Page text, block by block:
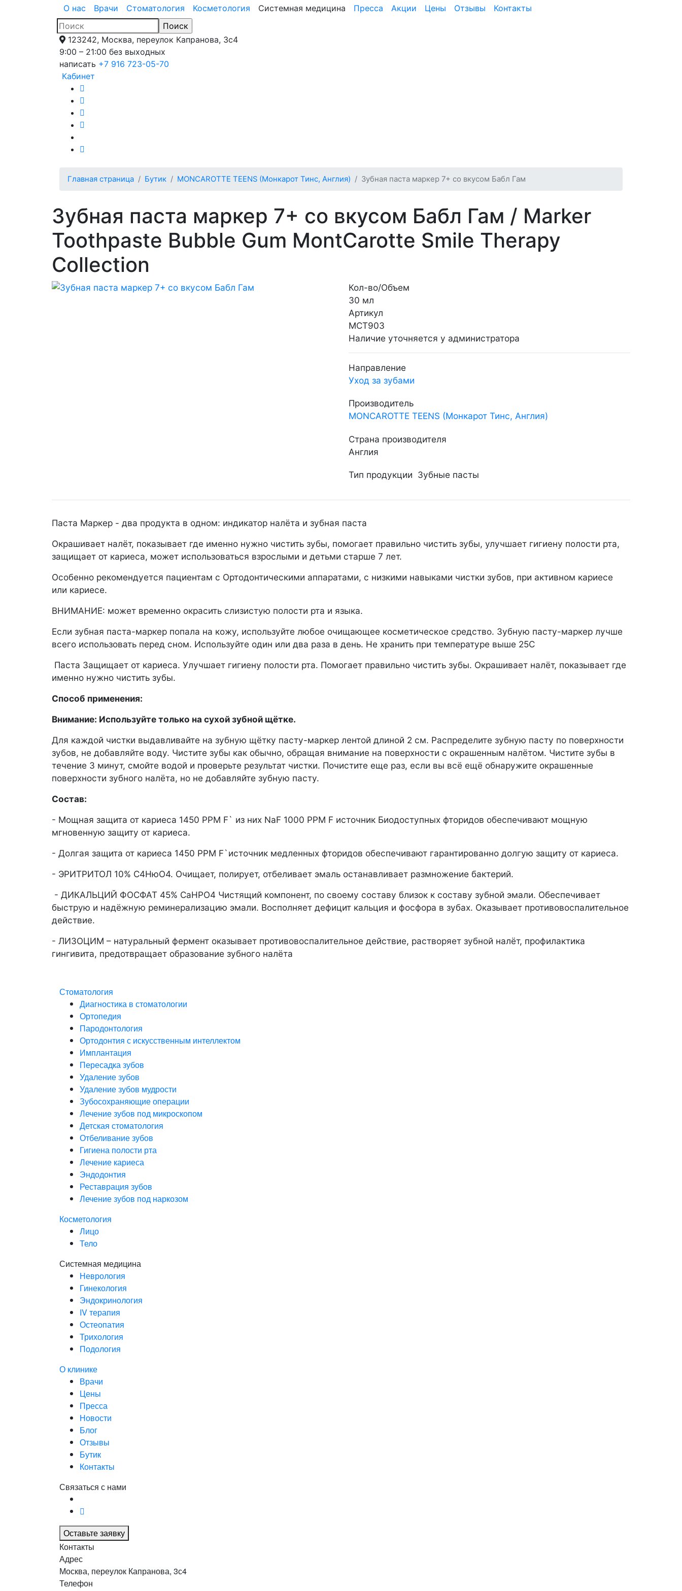
О нас
Врачи Стоматология Косметология Системная медицина Пресса Акции Цены Отзывы Контакты
123242, Москва, переулок Капранова, 3с4
9:00 – 21:00 без выходных
написать +7 916 723-05-70
Кабинет
Главная страница Бутик MONCAROTTE TEENS (Монкарот Тинс, Англия) Зубная паста маркер 7+ со вкусом Бабл Гам
Зубная паста маркер 7+ со вкусом Бабл Гам / Marker
Toothpaste Bubble Gum MontCarotte Smile Therapy
Collection
Кол-во/Объем
30 мл
Артикул
MCT903
Наличие уточняется у администратора
Направление
Уход за зубами
Производитель
MONCAROTTE TEENS (Монкарот Тинс, Англия)
Страна производителя
Англия
Тип продукции Зубные пасты
Паста Маркер - два продукта в одном: индикатор налёта и зубная паста
Окрашивает налёт, показывает где именно нужно чистить зубы, помогает правильно чистить зубы, улучшает гигиену полости рта,
защищает от кариеса, может использоваться взрослыми и детьми старше 7 лет.
Особенно рекомендуется пациентам с Ортодонтическими аппаратами, с низкими навыками чистки зубов, при активном кариесе
или кариесе.
ВНИМАНИЕ: может временно окрасить слизистую полости рта и языка.
Если зубная паста-маркер попала на кожу, используйте любое очищающее косметическое средство. Зубную пасту-маркер лучше
всего использовать перед сном. Используйте один или два раза в день. Не хранить при температуре выше 25С
Паста Защищает от кариеса. Улучшает гигиену полости рта. Помогает правильно чистить зубы. Окрашивает налёт, показывает где
именно нужно чистить зубы.
Способ применения:
Внимание: Используйте только на сухой зубной щётке.
Для каждой чистки выдавливайте на зубную щётку пасту-маркер лентой длиной 2 см. Распределите зубную пасту по поверхности
зубов, не добавляйте воду. Чистите зубы как обычно, обращая внимание на поверхности с окрашенным налётом. Чистите зубы в
течение 3 минут, смойте водой и проверьте результат чистки. Почистите еще раз, если вы всё ещё обнаружите окрашенные
поверхности зубного налёта, но не добавляйте зубную пасту.
Состав:
- Мощная защита от кариеса 1450 PPM F` из них NaF 1000 PPM F источник Биодоступных фторидов обеспечивают мощную
мгновенную защиту от кариеса.
- Долгая защита от кариеса 1450 PPM F`источник медленных фторидов обеспечивают гарантированно долгую защиту от кариеса.
- ЭРИТРИТОЛ 10% С4НюО4. Очищает, полирует, отбеливает эмаль останавливает размножение бактерий.
- ДИКАЛЬЦИЙ ФОСФАТ 45% СаНРО4 Чистящий компонент, по своему составу близок к составу зубной эмали. Обеспечивает
быструю и надёжную реминерализацию эмали. Восполняет дефицит кальция и фосфора в зубах. Оказывает противовоспалительное
действие.
- ЛИЗОЦИМ – натуральный фермент оказывает противовоспалительное действие, растворяет зубной налёт, профилактика
гингивита, предотвращает образование зубного налёта
Стоматология
Диагностика в стоматологии
Ортопедия
Пародонтология
Ортодонтия с искусственным интеллектом
Имплантация
Пересадка зубов
Удаление зубов
Удаление зубов мудрости
Зубосохраняющие операции
Лечение зубов под микроскопом
Детская стоматология
Отбеливание зубов
Гигиена полости рта
Лечение кариеса
Эндодонтия
Реставрация зубов
Лечение зубов под наркозом
Косметология
Лицо
Тело
Системная медицина
Неврология
Гинекология
Эндокринология
IV терапия
Остеопатия
Трихология
Подология
О клинике
Врачи
Цены
Пресса
Новости
Блог
Отзывы
Бутик
Контакты
Связаться с нами
Оставьте заявку
Контакты
Адрес
Москва, переулок Капранова, 3с4
Телефон